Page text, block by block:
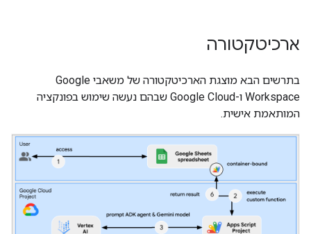
ארכיטקטורה
בתרשים הבא מוצגת הארכיטקטורה של משאבי Google
Workspace ו-Google Cloud שבהם נעשה שימוש בפונקציה
המותאמת אישית.